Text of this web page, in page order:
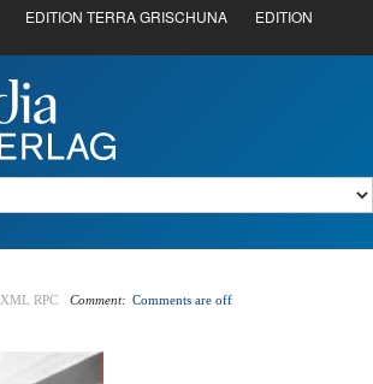
EDITION TERRA GRISCHUNA
EDITION
XML RPC Comment: Comments are off